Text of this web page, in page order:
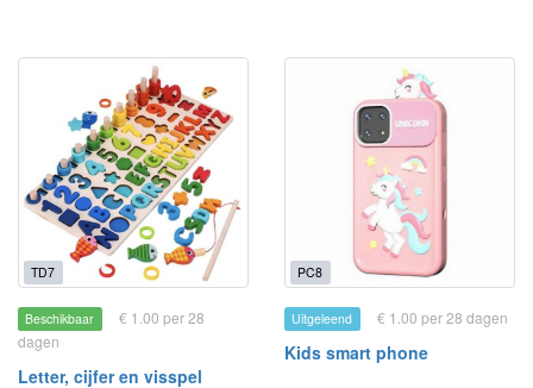
TD7
Beschikbaar
€ 1.00 per 28
dagen
Letter, cijfer en visspel
PC8
Uitgeleend € 1.00 per 28 dagen
Kids smart phone